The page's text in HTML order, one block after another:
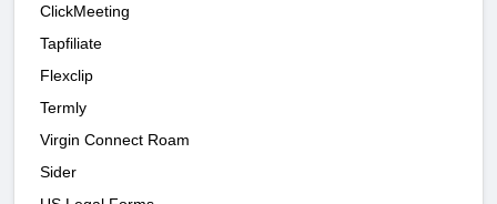
ClickMeeting
Tapfiliate
Flexclip
Termly
Virgin Connect Roam
Sider